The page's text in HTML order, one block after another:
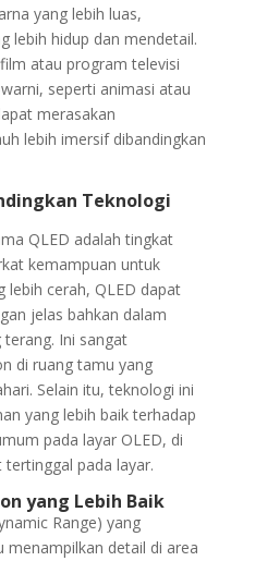
yang lebih luas,
lebih hidup dan mendetail.
atau program televisi
seperti animasi atau
merasakan
lebih imersif dibandingkan
Teknologi
QLED adalah tingkat
kemampuan untuk
lebih cerah, QLED dapat
jelas bahkan dalam
Ini sangat
di ruang tamu yang
Selain itu, teknologi ini
yang lebih baik terhadap
pada layar OLED, di
pada layar.
yang Lebih Baik
Range) yang
detail di area